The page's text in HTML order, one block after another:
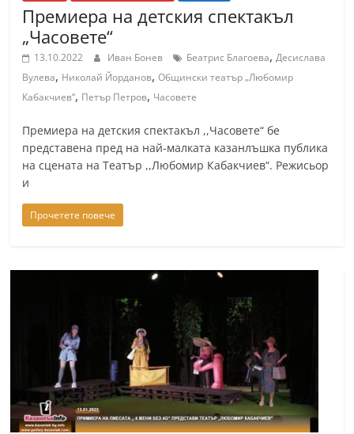
Премиера на детския спектакъл
„Часовете“
13.10.2022 Иван Бонев Беатрис Благоева,Десислава
Вулева, Николай Йорданов,Общински театър „Любомир
Кабакчиев“, Петър Петров, Часовете
Премиера на детския спектакъл ,,Часовете“ бе
представена пред на най-малката казанлъшка публика
на сцената на Театър ,,Любомир Кабакчиев“. Режисьор
и
Прочетете повече